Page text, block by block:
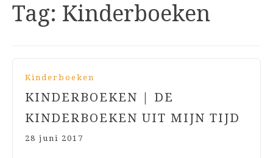
Tag: Kinderboeken
Kinderboeken
KINDERBOEKEN | DE
KINDERBOEKEN UIT MIJN TIJD
28 juni 2017